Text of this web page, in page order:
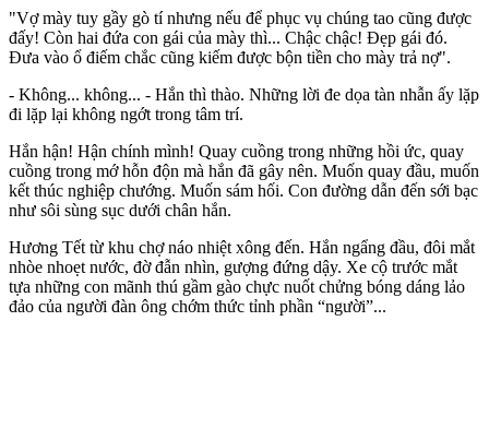
"Vợ mày tuy gầy gò tí nhưng nếu để phục vụ chúng tao cũng được
đấy! Còn hai đứa con gái của mày thì... Chậc chậc! Đẹp gái đó.
Đưa vào ổ điếm chắc cũng kiếm được bộn tiền cho mày trả nợ".
- Không... không... - Hắn thì thào. Những lời đe dọa tàn nhẫn ấy lặp
đi lặp lại không ngớt trong tâm trí.
Hắn hận! Hận chính mình! Quay cuồng trong những hồi ức, quay
cuồng trong mớ hỗn độn mà hắn đã gây nên. Muốn quay đầu, muốn
kết thúc nghiệp chướng. Muốn sám hối. Con đường dẫn đến sới bạc
như sôi sùng sục dưới chân hắn.
Hương Tết từ khu chợ náo nhiệt xông đến. Hắn ngẩng đầu, đôi mắt
nhòe nhoẹt nước, đờ đẫn nhìn, gượng đứng dậy. Xe cộ trước mắt
tựa những con mãnh thú gầm gào chực nuốt chửng bóng dáng lảo
đảo của người đàn ông chớm thức tỉnh phần “người”...